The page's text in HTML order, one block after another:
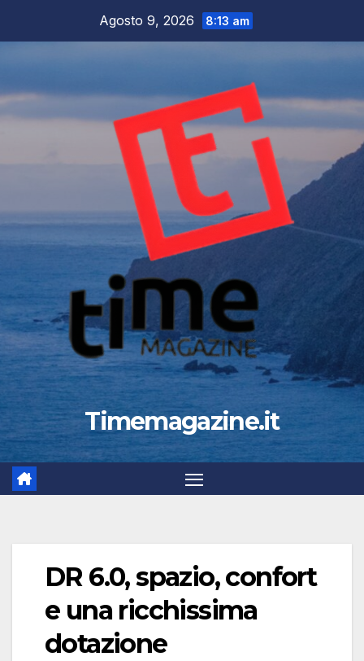
Agosto 9, 2026 8:13 am
Timemagazine.it
DR 6.0, spazio, confort
e una ricchissima
dotazione